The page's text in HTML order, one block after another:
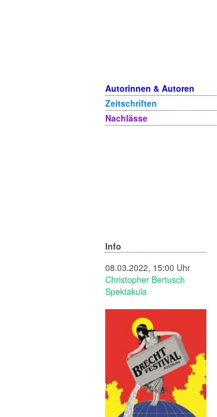
Autorinnen & Autoren
Zeitschriften
Nachlässe
Info
08.03.2022, 15:00 Uhr
Christopher Bertusch
Spektakula